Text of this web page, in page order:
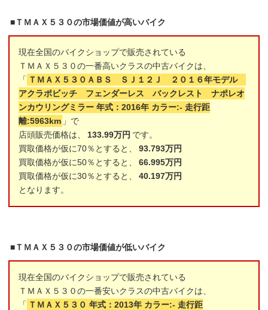
■ＴＭＡＸ５３０の市場価値が高いバイク
現在全国のバイクショップで販売されている
ＴＭＡＸ５３０の一番高いクラスの中古バイクは、
「 ＴＭＡＸ５３０ＡＢＳ ＳＪ１２Ｊ ２０１６年モデル
アクラポビッチ フェンダーレス バックレスト ナポレオ
ンカウリングミラー 年式：2016年 カラー:- 走行距
離:5963km 」で
店頭販売価格は、
133.99万円 です。
買取価格が仮に70％とすると、
93.793万円
買取価格が仮に50％とすると、
66.995万円
買取価格が仮に30％とすると、
40.197万円
となります。
■ＴＭＡＸ５３０の市場価値が低いバイク
現在全国のバイクショップで販売されている
ＴＭＡＸ５３０の一番安いクラスの中古バイクは、
「 ＴＭＡＸ５３０ 年式：2013年 カラー:- 走行距